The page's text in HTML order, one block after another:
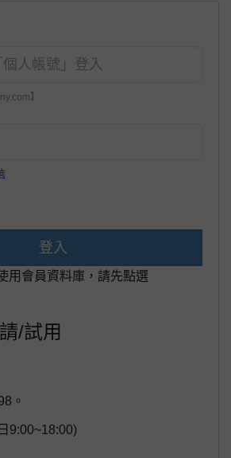
】
登入
用會員資料庫，請先點選
/試用
。
9:00~18:00)